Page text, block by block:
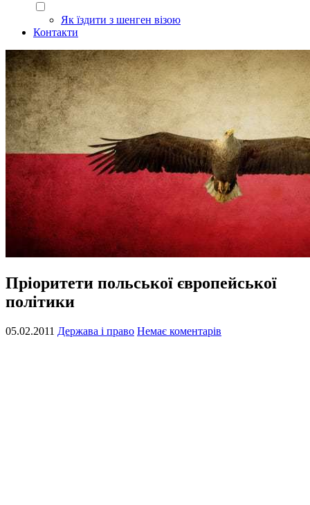
Як їздити з шенген візою
Контакти
Пріоритети польської європейської
політики
05.02.2011 Держава і право Немає коментарів